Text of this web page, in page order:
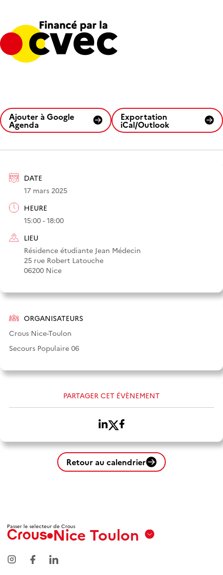
DATE
17 mars 2025
HEURE
15:00 - 18:00
LIEU
Résidence étudiante Jean Médecin
25 rue Robert Latouche
06200 Nice
ORGANISATEURS
Crous Nice-Toulon
Secours Populaire 06
PARTAGER CET ÉVÈNEMENT
Ajouter à Google
Agenda
Exportation
iCal/Outlook
Retour au calendrier
Passer le selecteur de CrousNice Toulon
Marseille